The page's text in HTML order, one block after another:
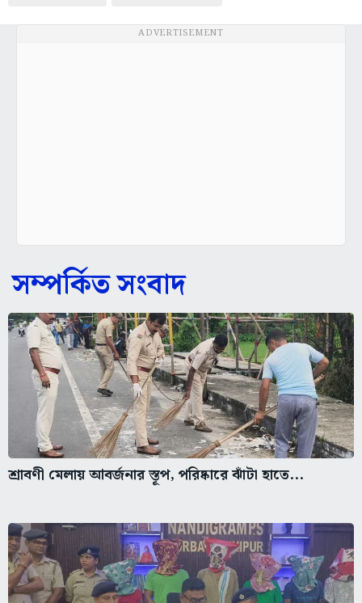
ADVERTISEMENT
সম্পর্কিত সংবাদ
শ্রাবণী মেলায় আবর্জনার স্তূপ, পরিষ্কারে ঝাঁটা হাতে...